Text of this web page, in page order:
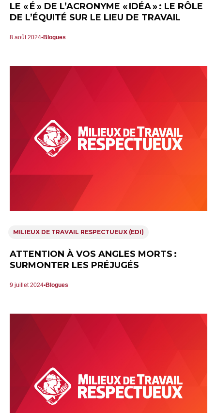
LE « É » DE L’ACRONYME « IDÉA » : LE RÔLE
DE L’ÉQUITÉ SUR LE LIEU DE TRAVAIL
8 août 2024 Blogues
MILIEUX DE TRAVAIL RESPECTUEUX (EDI)
ATTENTION À VOS ANGLES MORTS :
SURMONTER LES PRÉJUGÉS
9 juillet 2024 Blogues